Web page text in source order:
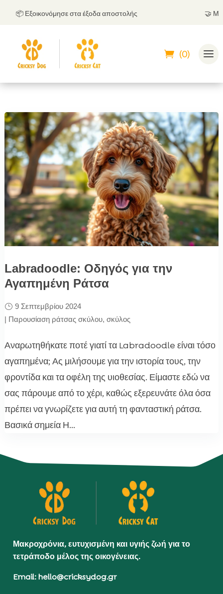
📦 Εξοικονόμησε στα έξοδα αποστολής
(0)
Labradoodle: Οδηγός για την
Αγαπημένη Ράτσα
9 Σεπτεμβρίου 2024
| Παρουσίαση ράτσας σκύλου, σκύλος
Αναρωτηθήκατε ποτέ γιατί τα Labradoodle είναι τόσο
αγαπημένα; Ας μιλήσουμε για την ιστορία τους, την
φροντίδα και τα οφέλη της υιοθεσίας. Είμαστε εδώ να
σας πάρουμε από το χέρι, καθώς εξερευνάτε όλα όσα
πρέπει να γνωρίζετε για αυτή τη φανταστική ράτσα.
Βασικά σημεία Η...
Μακροχρόνια, ευτυχισμένη και υγιής ζωή για το
τετράποδο μέλος της οικογένειας.
Email: hello@cricksydog.gr